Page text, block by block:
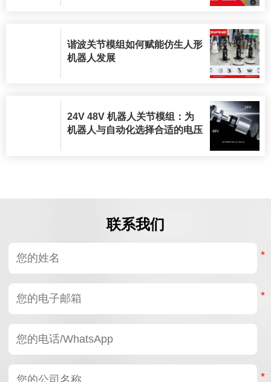
谐波关节模组如何赋能仿生人形
机器人发展
24V 48V 机器人关节模组：为
机器人与自动化选择合适的电压
联系我们